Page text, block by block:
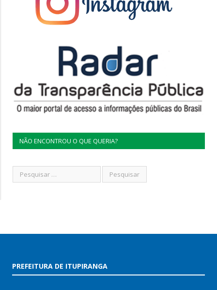
NÃO ENCONTROU O QUE QUERIA?
PREFEITURA DE ITUPIRANGA